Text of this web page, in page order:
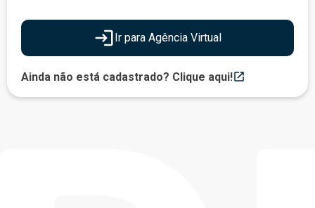
Ir para Agência Virtual
Ainda não está cadastrado? Clique aqui!